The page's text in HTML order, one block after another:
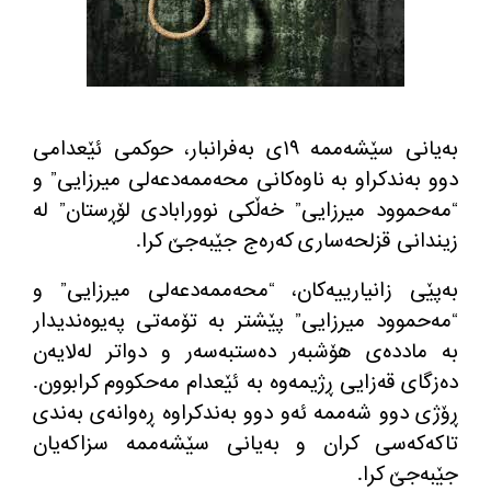
به‌یانی سێشه‌ممه‌ ١٩ی به‌فرانبار، حوكمی ئێعدامی
دوو به‌ندكراو به‌ ناوه‌كانی محه‌ممه‌دعه‌لی میرزایی” و
“مه‌حموود میرزایی” خه‌ڵكی نوورابادی لۆڕستان” له‌
زیندانی قزلحه‌ساری كه‌ره‌ج جێبه‌جێ كرا.
به‌پێی زانیارییه‌كان، “محه‌ممه‌دعه‌لی میرزایی” و
“مه‌حموود میرزایی” پێشتر به‌ تۆمه‌تی په‌یوه‌ندیدار
به‌ مادده‌ی هۆشبه‌ر ده‌ستبه‌سه‌ر و دواتر له‌لایه‌ن
ده‌زگای قه‌زایی ڕژیمه‌وه‌ به‌ ئێعدام مه‌حكووم كرابوون.
ڕۆژی دوو شه‌ممه‌ ئه‌و دوو به‌ندكراوه‌ ڕه‌وانه‌ی به‌ندی
تاكه‌كه‌سی كران و به‌یانی سێشه‌ممه‌ سزاكه‌یان
جێبه‌جێ كرا.